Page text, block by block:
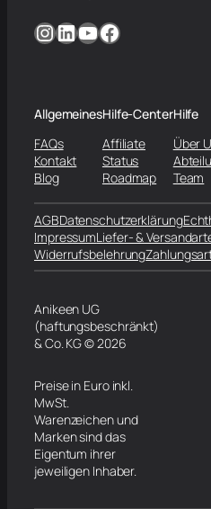
InstagramLinkedIn YouTube Facebook
Allgemeines
FAQs
Kontakt
Blog
Hilfe-Center
Affiliate
Status
Roadmap
Hilfe
Über
Team
AGBDatenschutzerklärung
ImpressumLiefer- &
Widerrufsbelehrung
Anikeen UG
(haftungsbeschränkt)
& Co. KG © 2026
Preise in Euro inkl.
MwSt.
Warenzeichen und
Marken sind das
Eigentum ihrer
jeweiligen Inhaber.